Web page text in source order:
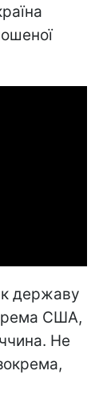
державу
США,
Не